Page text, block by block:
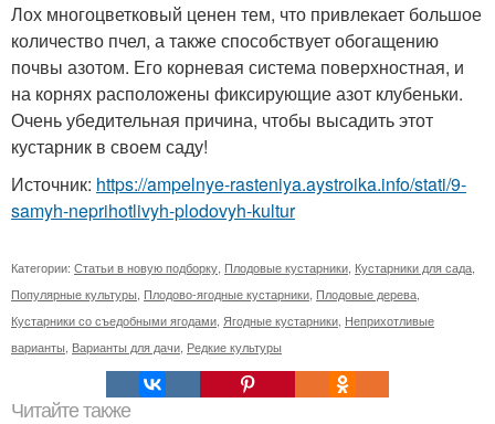
Лох многоцветковый ценен тем, что привлекает большое
количество пчел, а также способствует обогащению
почвы азотом. Его корневая система поверхностная, и
на корнях расположены фиксирующие азот клубеньки.
Очень убедительная причина, чтобы высадить этот
кустарник в своем саду!
Источник: https://ampelnye-rasteniya.aystroika.info/stati/9-
samyh-neprihotlivyh-plodovyh-kultur
Категории: Статьи в новую подборку, Плодовые кустарники, Кустарники для сада,
Популярные культуры, Плодово-ягодные кустарники, Плодовые дерева,
Кустарники со съедобными ягодами, Ягодные кустарники, Неприхотливые
варианты, Варианты для дачи, Редкие культуры
Читайте также